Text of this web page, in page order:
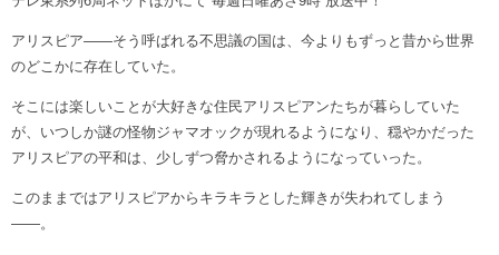
アリスピア――そう呼ばれる不思議の国は、今よりもずっと昔から世界
のどこかに存在していた。
そこには楽しいことが大好きな住民アリスピアンたちが暮らしていた
が、いつしか謎の怪物ジャマオックが現れるようになり、穏やかだった
アリスピアの平和は、少しずつ脅かされるようになっていった。
このままではアリスピアからキラキラとした輝きが失われてしまう
――。